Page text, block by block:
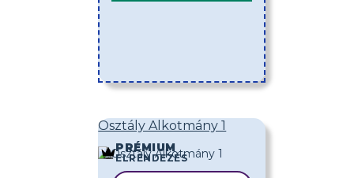
Osztály Alkotmány 1
PRÉMIUM
ELRENDEZÉS